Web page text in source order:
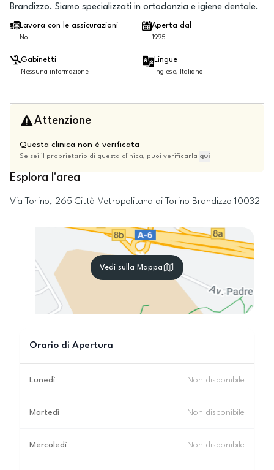
Brandizzo. Siamo specializzati in ortodonzia e igiene dentale.
Lavora con le assicurazioni
No
Aperta dal
1995
Gabinetti
Nessuna informazione
Lingue
Inglese, Italiano
Attenzione
Questa clinica non è verificata
Se sei il proprietario di questa clinica, puoi verificarla qui
Esplora l'area
Via Torino, 265 Città Metropolitana di Torino Brandizzo 10032
Vedi sulla Mappa
Orario di Apertura
Lunedì Non disponibile
Martedì Non disponibile
Mercoledì Non disponibile